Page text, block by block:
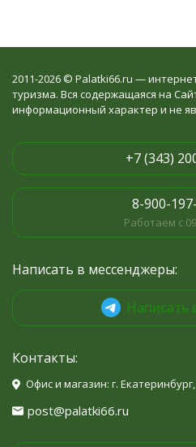
2011-2026 © Palatki66.ru —
туризма. Вся содержащаяся на
информационный характер и не
+7 (343)
8-900-
Работаем с
Написать в мессенджеры:
Написать
Контакты:
Офис и магазин: г.
post@palatki66.ru